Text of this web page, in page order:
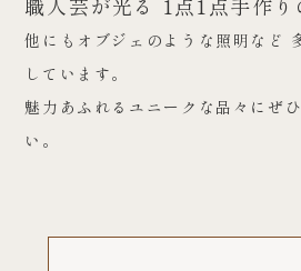
職人芸が光る 1点1点手作り
他にもオブジェのような照明など
しています。
魅力あふれるユニークな品々にぜ
い。